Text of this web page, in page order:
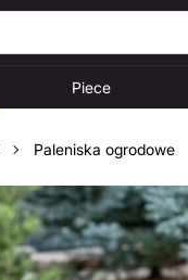
Piece
Paleniska ogrodowe